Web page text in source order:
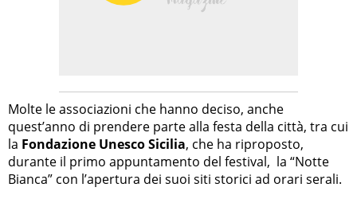
Molte le associazioni che hanno deciso, anche
quest’anno di prendere parte alla festa della città, tra cui
la Fondazione Unesco Sicilia, che ha riproposto,
durante il primo appuntamento del festival, la “Notte
Bianca” con l’apertura dei suoi siti storici ad orari serali.